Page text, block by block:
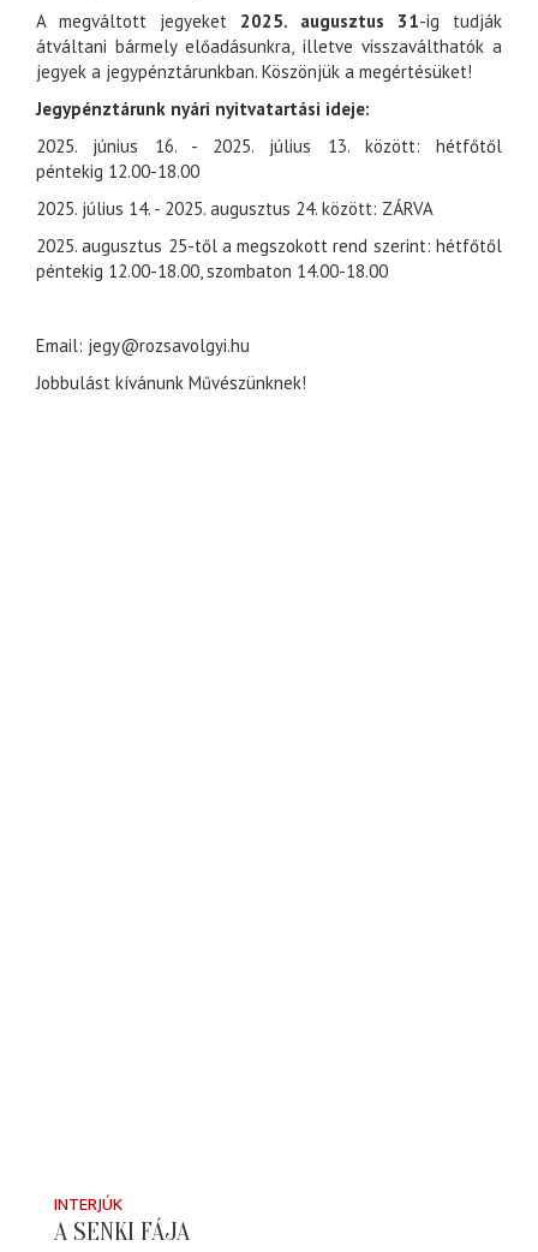
A megváltott jegyeket 2025. augusztus 31-ig tudják
átváltani bármely előadásunkra, illetve visszaválthatók a
jegyek a jegypénztárunkban. Köszönjük a megértésüket!
Jegypénztárunk nyári nyitvatartási ideje:
2025. június 16. - 2025. július 13. között: hétfőtől
péntekig 12.00-18.00
2025. július 14. - 2025. augusztus 24. között: ZÁRVA
2025. augusztus 25-től a megszokott rend szerint: hétfőtől
péntekig 12.00-18.00, szombaton 14.00-18.00
Email: jegy@rozsavolgyi.hu
Jobbulást kívánunk Művészünknek!
INTERJÚK
A SENKI FÁJA